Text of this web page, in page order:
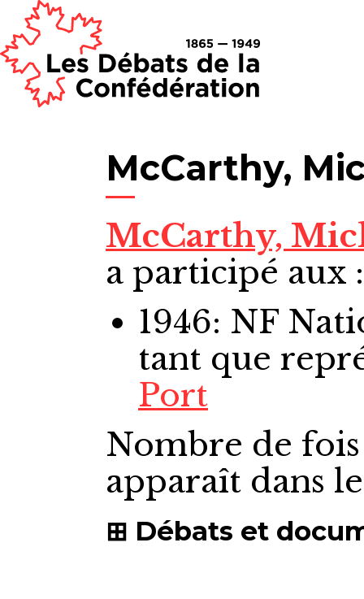
McCarthy,
McCarthy,
a participé aux :
1946: NF
tant que
Port
Nombre de
apparaît dans
Débats et